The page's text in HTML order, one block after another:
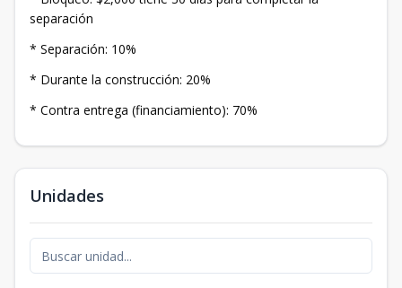
separación
* Separación: 10%
* Durante la construcción: 20%
* Contra entrega (financiamiento): 70%
Unidades